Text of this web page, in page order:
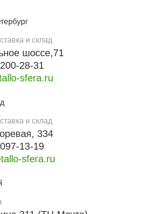
и склад
шоссе,71
28-31
sfera.ru
и склад
334
13-19
sfera.ru